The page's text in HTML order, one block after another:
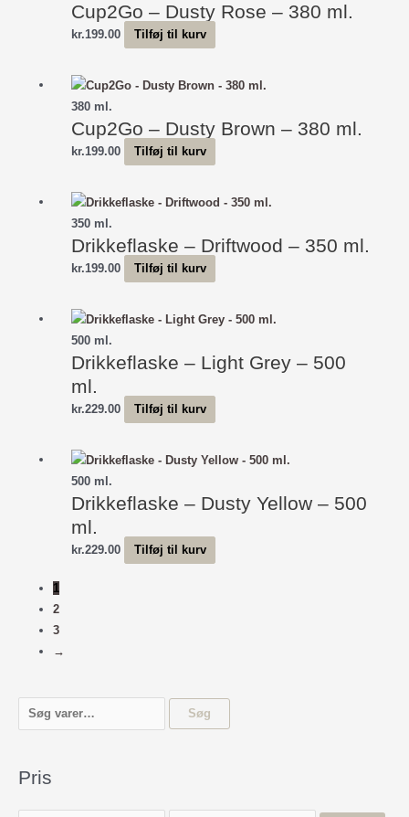
ø
e
Søg
Pris
Cup2Go – Dusty Rose – 380 ml.
kr.199.00 Tilføj til kurv
380 ml.
Cup2Go – Dusty Brown – 380 ml.
kr.199.00 Tilføj til kurv
350 ml.
Drikkeflaske – Driftwood – 350 ml.
kr.199.00 Tilføj til kurv
500 ml.
Drikkeflaske – Light Grey – 500
ml.
kr.229.00 Tilføj til kurv
500 ml.
Drikkeflaske – Dusty Yellow – 500
ml.
kr.229.00 Tilføj til kurv
1
2
3
→